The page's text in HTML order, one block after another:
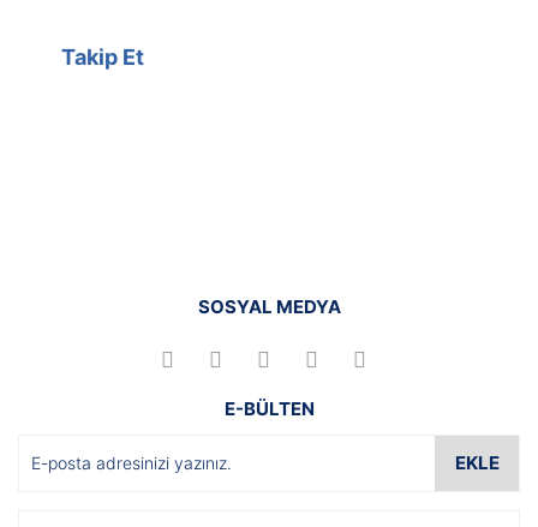
Takip Et
SOSYAL MEDYA
E-BÜLTEN
EKLE